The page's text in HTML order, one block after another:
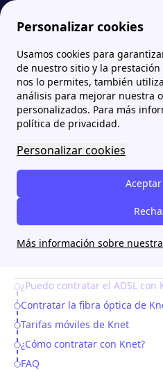
Personalizar cookies
Usamos cookies para
de nuestro sitio y la
nos lo permites, también
análisis para mejorar nuestra
personalizados. Para más
política de privacidad.
Personalizar cookies
Más información sobre
Zona Internet ADSL de Knet
ADSL de Knet
[intro title=Resumen:] La
ofrece el ADSL para todos
Rioja que quieran disfrutar
ancha, así como de fibra
vamos a explicar un poco
puedes contratar con Knet,
[/intro]
Table of Contents
¿Puedo contratar el ADSL con
Contratar la fibra óptica de
Tarifas móviles de Knet
¿Cómo contratar con Knet?
FAQ